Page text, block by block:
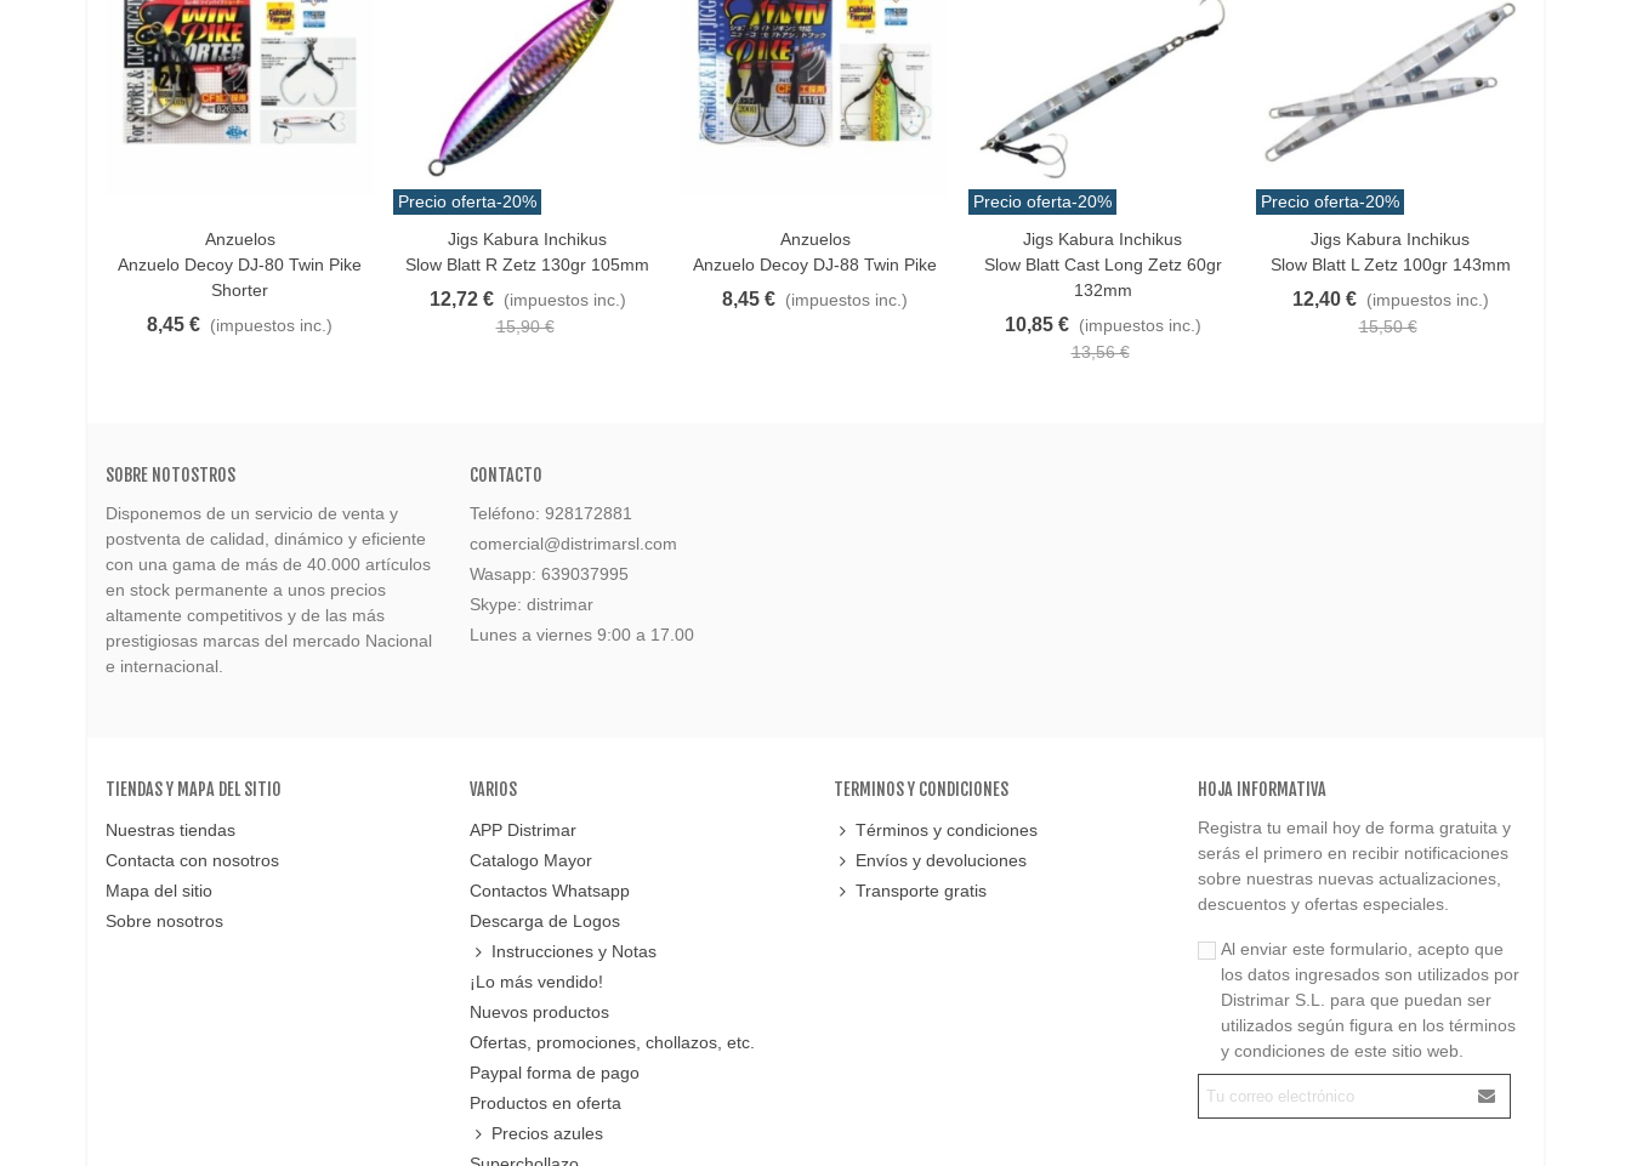
FavoritoAnzuelos
Anzuelo Decoy DJ-80 Twin Pike
Shorter
8,45 € (impuestos inc.)
Precio oferta-20%
Favorito
Jigs Kabura Inchikus
Slow Blatt R Zetz 130gr 105mm
12,72 € (impuestos inc.)
15,90 €
FavoritoAnzuelos
Anzuelo Decoy DJ-88 Twin Pike
8,45 € (impuestos inc.)
Precio oferta-20%
Favorito
Jigs Kabura Inchikus
Slow Blatt Cast Long Zetz 60gr
132mm
10,85 € (impuestos inc.)
13,56 €
Precio oferta-20%
Favorito
Jigs Kabura Inchikus
Slow Blatt L Zetz 100gr 143mm
12,40 € (impuestos inc.)
15,50 €
SOBRE NOTOSTROS
Disponemos de un servicio de venta y
postventa de calidad, dinámico y eficiente
con una gama de más de 40.000 artículos
en stock permanente a unos precios
altamente competitivos y de las más
prestigiosas marcas del mercado Nacional
e internacional.
CONTACTO
Teléfono: 928172881
comercial@distrimarsl.com
Wasapp: 639037995
Skype: distrimar
Lunes a viernes 9:00 a 17.00
TIENDAS Y MAPA DEL SITIO
Nuestras tiendas
Contacta con nosotros
Mapa del sitio
Sobre nosotros
VARIOS
APP Distrimar
Catalogo Mayor
Contactos Whatsapp
Descarga de Logos
Instrucciones y Notas
¡Lo más vendido!
Nuevos productos
Ofertas, promociones, chollazos, etc.
Paypal forma de pago
Productos en oferta
Precios azules
TERMINOS Y CONDICIONES
Términos y condiciones
Envíos y devoluciones
Transporte gratis
HOJA INFORMATIVA
Registra tu email hoy de forma gratuita y
serás el primero en recibir notificaciones
sobre nuestras nuevas actualizaciones,
descuentos y ofertas especiales.
Al enviar este formulario, acepto que
los datos ingresados son utilizados por
Distrimar S.L. para que puedan ser
utilizados según figura en los términos
y condiciones de este sitio web.